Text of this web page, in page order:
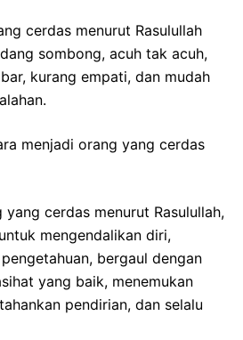
cerdas menurut Rasulullah
sombong, acuh tak acuh,
kurang empati, dan mudah
menjadi orang yang cerdas
cerdas menurut Rasulullah,
mengendalikan diri,
bergaul dengan
yang baik, menemukan
pendirian, dan selalu